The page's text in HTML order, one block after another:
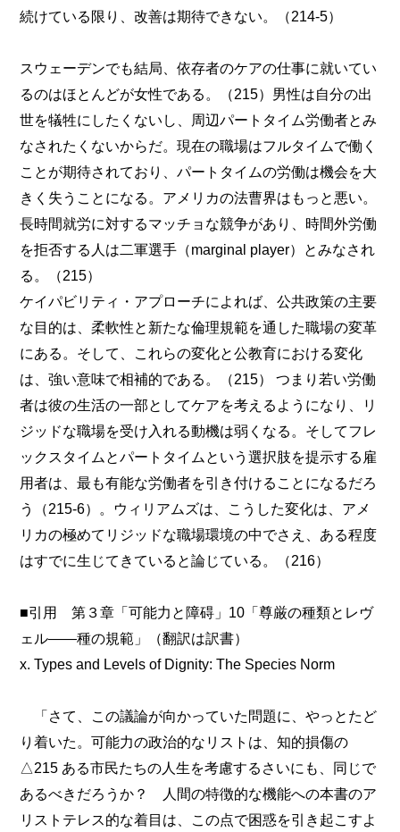
続けている限り、改善は期待できない。（214-5）
スウェーデンでも結局、依存者のケアの仕事に就いてい
るのはほとんどが女性である。（215）男性は自分の出
世を犠牲にしたくないし、周辺パートタイム労働者とみ
なされたくないからだ。現在の職場はフルタイムで働く
ことが期待されており、パートタイムの労働は機会を大
きく失うことになる。アメリカの法曹界はもっと悪い。
長時間就労に対するマッチョな競争があり、時間外労働
を拒否する人は二軍選手（marginal player）とみなされ
る。（215）
ケイパビリティ・アプローチによれば、公共政策の主要
な目的は、柔軟性と新たな倫理規範を通した職場の変革
にある。そして、これらの変化と公教育における変化
は、強い意味で相補的である。（215） つまり若い労働
者は彼の生活の一部としてケアを考えるようになり、リ
ジッドな職場を受け入れる動機は弱くなる。そしてフレ
ックスタイムとパートタイムという選択肢を提示する雇
用者は、最も有能な労働者を引き付けることになるだろ
う（215-6）。ウィリアムズは、こうした変化は、アメ
リカの極めてリジッドな職場環境の中でさえ、ある程度
はすでに生じてきていると論じている。（216）
■引用 第３章「可能力と障碍」10「尊厳の種類とレヴ
ェル――種の規範」（翻訳は訳書）
x. Types and Levels of Dignity: The Species Norm
「さて、この議論が向かっていた問題に、やっとたど
り着いた。可能力の政治的なリストは、知的損傷の
△215 ある市民たちの人生を考慮するさいにも、同じで
あるべきだろうか？ 人間の特徴的な機能への本書のア
リストテレス的な着目は、この点で困惑を引き起こすよ